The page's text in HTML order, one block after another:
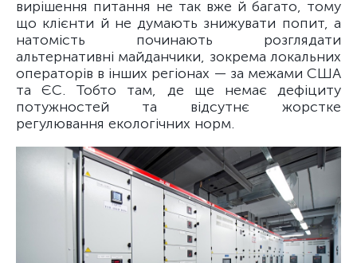
вирішення питання не так вже й багато, тому
що клієнти й не думають знижувати попит, а
натомість починають розглядати
альтернативні майданчики, зокрема локальних
операторів в інших регіонах — за межами США
та ЄС. Тобто там, де ще немає дефіциту
потужностей та відсутнє жорстке
регулювання екологічних норм.